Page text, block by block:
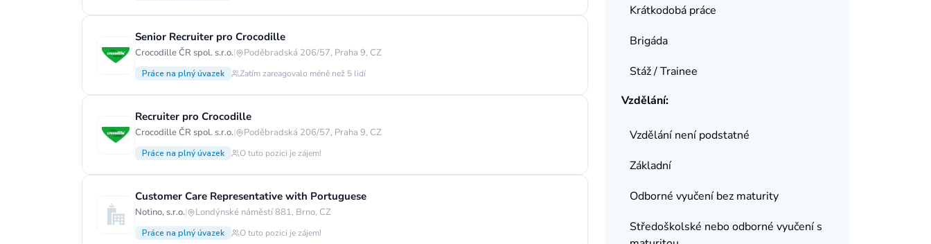
Senior Recruiter pro Crocodille
Crocodille ČR spol. s.r.o.| Poděbradská 206/57, Praha 9, CZ
Práce na plný úvazek Zatím zareagovalo méně než 5 lidí
Recruiter pro Crocodille
Crocodille ČR spol. s.r.o.| Poděbradská 206/57, Praha 9, CZ
Práce na plný úvazek O tuto pozici je zájem!
Customer Care Representative with Portuguese
Notino, s.r.o.| Londýnské náměstí 881, Brno, CZ
Práce na plný úvazek O tuto pozici je zájem!
Krátkodobá práce
Brigáda
Stáž / Trainee
Vzdělání:
Vzdělání není podstatné
Základní
Odborné vyučení bez maturity
Středoškolské nebo odborné vyučení s